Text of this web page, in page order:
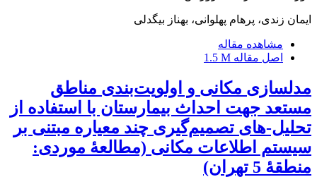
ایمان زندی، پرهام پهلوانی، بهناز بیگدلی
مشاهده مقاله
اصل مقاله 1.5 M
مدلسازی مکانی و اولویت‌بندی مناطق
مستعد جهت احداث بیمارستان با استفاده از
تحلیل-های تصمیم‌گیری چند معیاره مبتنی بر
سیستم اطلاعات مکانی (مطالعۀ موردی:
منطقۀ 5 تهران)